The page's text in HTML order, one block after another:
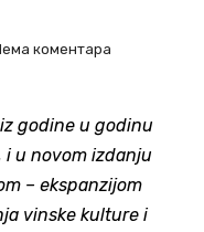
коментара
godine u godinu
i u novom izdanju
– ekspanzijom
vinske kulture i